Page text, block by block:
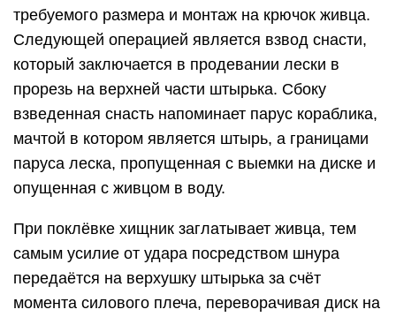
требуемого размера и монтаж на крючок живца.
Следующей операцией является взвод снасти,
который заключается в продевании лески в
прорезь на верхней части штырька. Сбоку
взведенная снасть напоминает парус кораблика,
мачтой в котором является штырь, а границами
паруса леска, пропущенная с выемки на диске и
опущенная с живцом в воду.
При поклёвке хищник заглатывает живца, тем
самым усилие от удара посредством шнура
передаётся на верхушку штырька за счёт
момента силового плеча, переворачивая диск на